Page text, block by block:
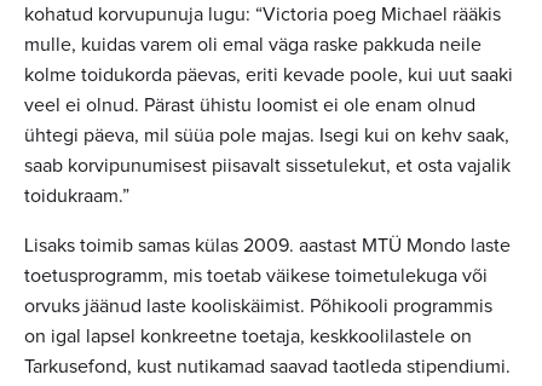
kohatud korvupunuja lugu: “Victoria poeg Michael rääkis
mulle, kuidas varem oli emal väga raske pakkuda neile
kolme toidukorda päevas, eriti kevade poole, kui uut saaki
veel ei olnud. Pärast ühistu loomist ei ole enam olnud
ühtegi päeva, mil süüa pole majas. Isegi kui on kehv saak,
saab korvipunumisest piisavalt sissetulekut, et osta vajalik
toidukraam.”
Lisaks toimib samas külas 2009. aastast MTÜ Mondo laste
toetusprogramm, mis toetab väikese toimetulekuga või
orvuks jäänud laste kooliskäimist. Põhikooli programmis
on igal lapsel konkreetne toetaja, keskkoolilastele on
Tarkusefond, kust nutikamad saavad taotleda stipendiumi.